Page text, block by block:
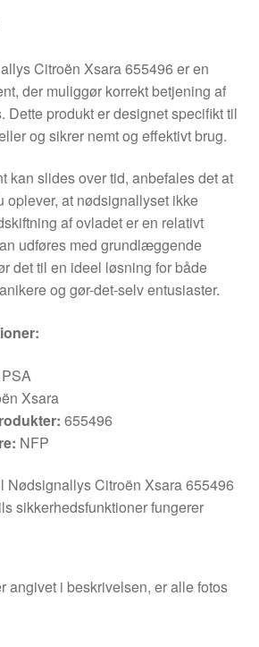
Citroën Xsara 655496 er en
der muliggør korrekt betjening af
Dette produkt er designet specifikt til
og sikrer nemt og effektivt brug.
kan slides over tid, anbefales det at
oplever, at nødsignallyset ikke
af ovladet er en relativt
udføres med grundlæggende
det til en ideel løsning for både
og gør-det-selv entusiaster.
PSA
Xsara
655496
NFP
Nødsignallys Citroën Xsara 655496
sikkerhedsfunktioner fungerer
angivet i beskrivelsen, er alle fotos